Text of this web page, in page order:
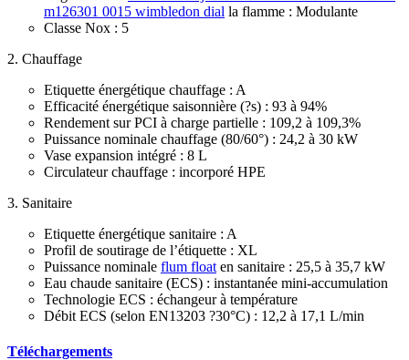
m126301 0015 wimbledon dial la flamme : Modulante
Classe Nox : 5
2. Chauffage
Etiquette énergétique chauffage : A
Efficacité énergétique saisonnière (?s) : 93 à 94%
Rendement sur PCI à charge partielle : 109,2 à 109,3%
Puissance nominale chauffage (80/60°) : 24,2 à 30 kW
Vase expansion intégré : 8 L
Circulateur chauffage : incorporé HPE
3. Sanitaire
Etiquette énergétique sanitaire : A
Profil de soutirage de l’étiquette : XL
Puissance nominale flum float en sanitaire : 25,5 à 35,7 kW
Eau chaude sanitaire (ECS) : instantanée mini-accumulation
Technologie ECS : échangeur à température
Débit ECS (selon EN13203 ?30°C) : 12,2 à 17,1 L/min
Téléchargements